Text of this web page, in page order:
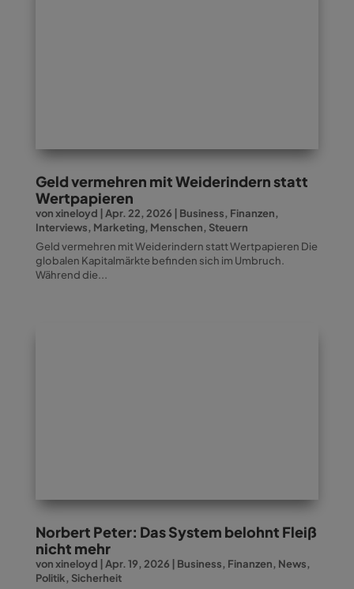
Geld vermehren mit Weiderindern statt
Wertpapieren
vonxineloyd Apr. 22, 2026 Business, Finanzen,
Interviews, Marketing, Menschen, Steuern
Geld vermehren mit Weiderindern statt Wertpapieren Die
globalen Kapitalmärkte befinden sich im Umbruch.
Während die...
Norbert Peter: Das System belohnt Fleiß
nicht mehr
vonxineloyd Apr. 19, 2026 Business, Finanzen, News,
Politik, Sicherheit